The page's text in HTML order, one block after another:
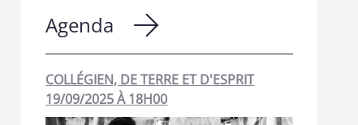
Agenda
COLLÉGIEN, DE TERRE ET D'ESPRIT
19/09/2025 À 18H00